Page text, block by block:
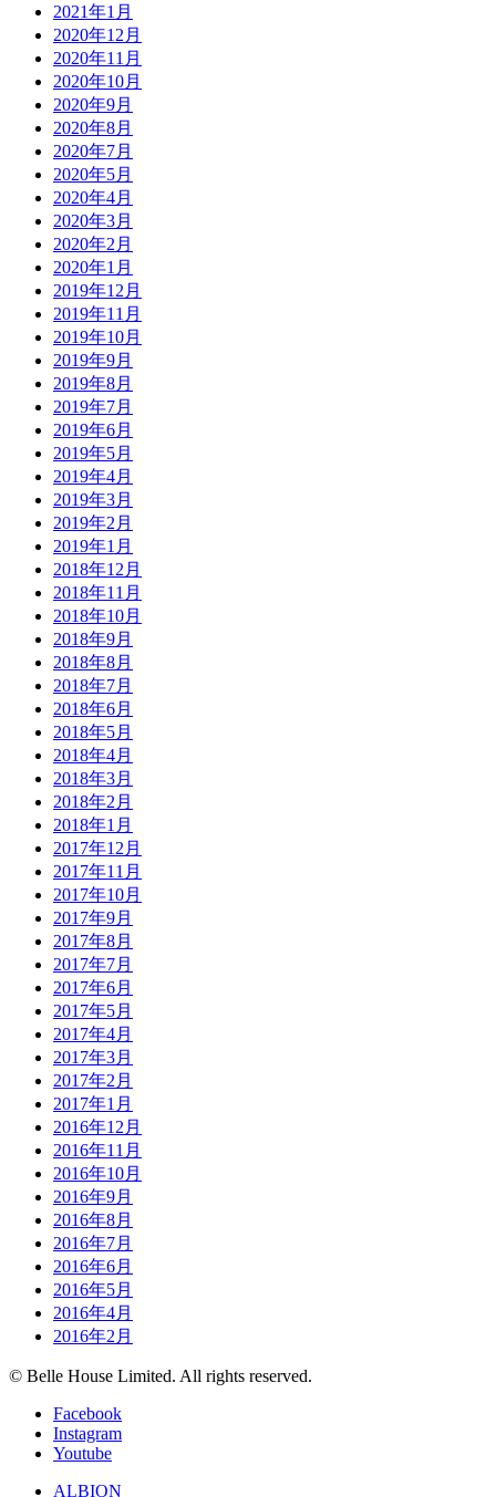
2021年1月
2020年12月
2020年11月
2020年10月
2020年9月
2020年8月
2020年7月
2020年5月
2020年4月
2020年3月
2020年2月
2020年1月
2019年12月
2019年11月
2019年10月
2019年9月
2019年8月
2019年7月
2019年6月
2019年5月
2019年4月
2019年3月
2019年2月
2019年1月
2018年12月
2018年11月
2018年10月
2018年9月
2018年8月
2018年7月
2018年6月
2018年5月
2018年4月
2018年3月
2018年2月
2018年1月
2017年12月
2017年11月
2017年10月
2017年9月
2017年8月
2017年7月
2017年6月
2017年5月
2017年4月
2017年3月
2017年2月
2017年1月
2016年12月
2016年11月
2016年10月
2016年9月
2016年8月
2016年7月
2016年6月
2016年5月
2016年4月
2016年2月
© Belle House Limited. All rights reserved.
Facebook
Instagram
Youtube
ALBION